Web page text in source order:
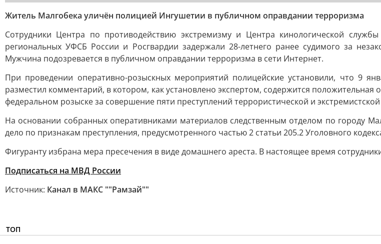
Житель Малгобека уличён полицией Ингушетии в публичном оправдании терроризма
Сотрудники Центра по противодействию экстремизму и Центра кинологической
региональных УФСБ России и Росгвардии задержали 28-летнего ранее судимого за
Мужчина подозревается в публичном оправдании терроризма в сети Интернет.
При проведении оперативно-розыскных мероприятий полицейские установили, что 9
разместил комментарий, в котором, как установлено экспертом, содержится
федеральном розыске за совершение пяти преступлений террористической и
На основании собранных оперативниками материалов следственным отделом по городу
дело по признакам преступления, предусмотренного частью 2 статьи 205.2 Уголовного
Фигуранту избрана мера пресечения в виде домашнего ареста. В настоящее время
Подписаться на МВД России
Источник: Канал в МАКС ""Рамзай""
ТОП